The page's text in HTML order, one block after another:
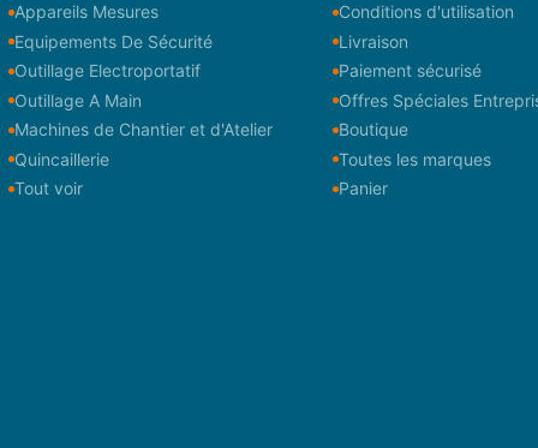
Appareils Mesures
Equipements De Sécurité
Outillage Electroportatif
Outillage A Main
Machines de Chantier et d'Atelier
Quincaillerie
Tout voir
Conditions d'utilisation
Livraison
Paiement sécurisé
Offres Spéciales
Boutique
Toutes les marques
Panier